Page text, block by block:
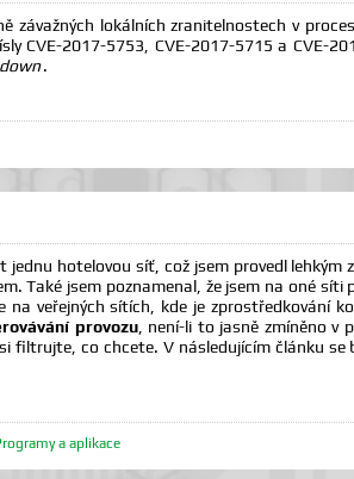
závažných lokálních zranitelnostech v
CVE-2017-5753, CVE-2017-5715 a CVE-
.
jednu hotelovou síť, což jsem provedl
Také jsem poznamenal, že jsem na oné
veřejných sítích, kde je zprostředkování
provozu, není-li to jasně zmíněno v
co chcete. V následujícím článku se
a aplikace